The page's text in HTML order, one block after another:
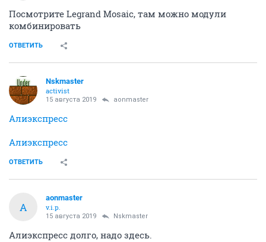
Посмотрите Legrand Mosaic, там можно модули
комбинировать
ОТВЕТИТЬ
Nskmaster
activist
15 августа 2019 aonmaster
Алиэкспресс
Алиэкспресс
ОТВЕТИТЬ
A
aonmaster
v.i.p.
15 августа 2019 Nskmaster
Алиэкспресс долго, надо здесь.